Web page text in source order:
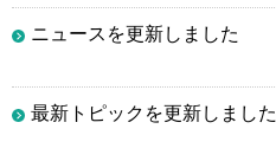
ニュースを更新しました
最新トピックを更新しました